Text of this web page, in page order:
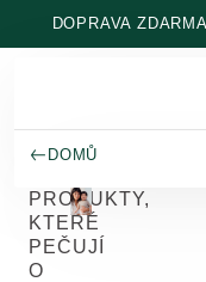
Přeskočit na hlavní
DOPRAVA
DOMŮ
PRODUKTY,
KTERÉ
PEČUJÍ
O